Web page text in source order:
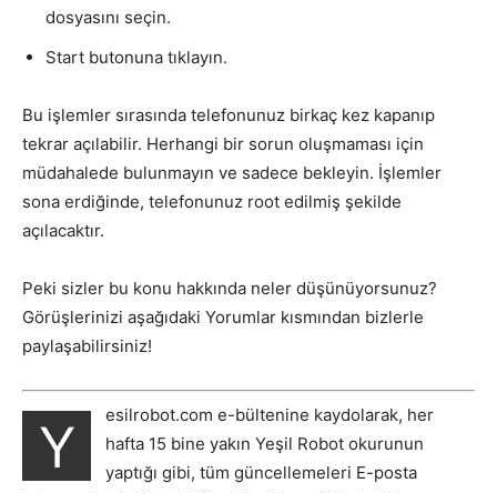
dosyasını seçin.
Start butonuna tıklayın.
Bu işlemler sırasında telefonunuz birkaç kez kapanıp
tekrar açılabilir. Herhangi bir sorun oluşmaması için
müdahalede bulunmayın ve sadece bekleyin. İşlemler
sona erdiğinde, telefonunuz root edilmiş şekilde
açılacaktır.
Peki sizler bu konu hakkında neler düşünüyorsunuz?
Görüşlerinizi aşağıdaki Yorumlar kısmından bizlerle
paylaşabilirsiniz!
Y
esilrobot.com e-bültenine kaydolarak, her
hafta 15 bine yakın Yeşil Robot okurunun
yaptığı gibi, tüm güncellemeleri E-posta